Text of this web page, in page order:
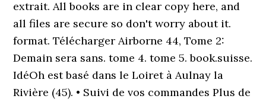
extrait. All books are in clear copy here, and
all files are secure so don't worry about it.
format. Télécharger Airborne 44, Tome 2:
Demain sera sans. tome 4. tome 5. book.suisse.
IdéOh est basé dans le Loiret à Aulnay la
Rivière (45). • Suivi de vos commandes Plus de